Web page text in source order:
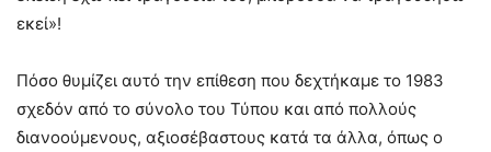
εκεί»!
Πόσο θυμίζει αυτό την επίθεση που δεχτήκαμε το 1983
σχεδόν από το σύνολο του Τύπου και από πολλούς
διανοούμενους, αξιοσέβαστους κατά τα άλλα, όπως ο